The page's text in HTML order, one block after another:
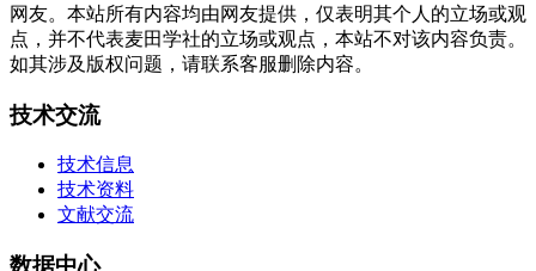
网友。本站所有内容均由网友提供，仅表明其个人的立场或观
点，并不代表麦田学社的立场或观点，本站不对该内容负责。
如其涉及版权问题，请联系客服删除内容。
技术交流
技术信息
技术资料
文献交流
数据中心